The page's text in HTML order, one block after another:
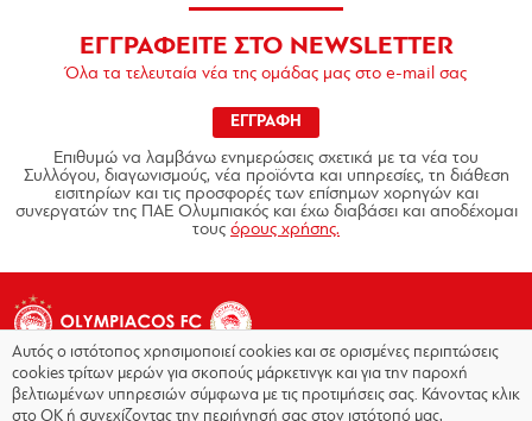
ΕΓΓΡΑΦΕΙΤΕ ΣΤΟ NEWSLETTER
Όλα τα τελευταία νέα της ομάδας μας στο e-mail σας
ΕΓΓΡΑΦΗ
Επιθυμώ να λαμβάνω ενημερώσεις σχετικά με τα νέα του
Συλλόγου, διαγωνισμούς, νέα προϊόντα και υπηρεσίες, τη διάθεση
εισιτηρίων και τις προσφορές των επίσημων χορηγών και
συνεργατών της ΠΑΕ Ολυμπιακός και έχω διαβάσει και αποδέχομαι
τους όρους χρήσης.
Αυτός ο ιστότοπος χρησιμοποιεί cookies και σε ορισμένες περιπτώσεις
cookies τρίτων μερών για σκοπούς μάρκετινγκ και για την παροχή
βελτιωμένων υπηρεσιών σύμφωνα με τις προτιμήσεις σας. Κάνοντας κλικ
στο OK ή συνεχίζοντας την περιήγησή σας στον ιστότοπό μας,